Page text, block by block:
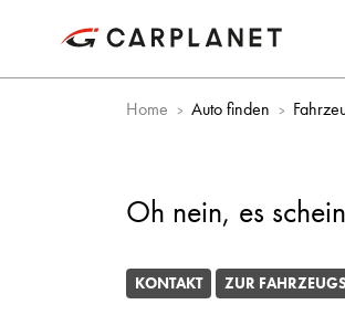
Home Auto finden
Oh nein, es
KONTAKT ZUR